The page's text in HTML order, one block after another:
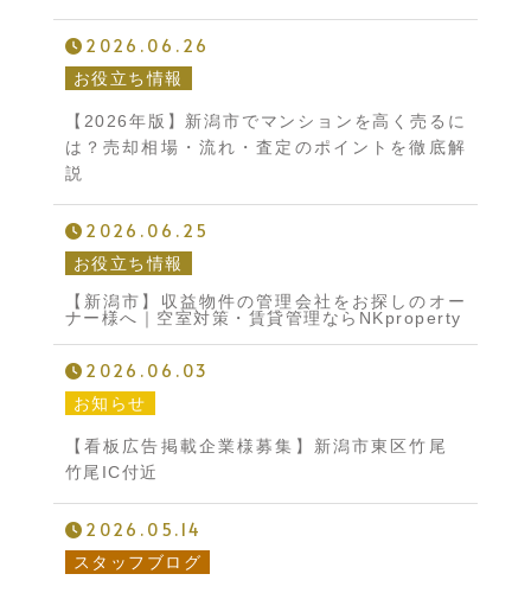
2026.06.26
お役立ち情報
【2026年版】新潟市でマンションを高く売るに
は？売却相場・流れ・査定のポイントを徹底解
説
2026.06.25
お役立ち情報
【新潟市】収益物件の管理会社をお探しのオー
ナー様へ｜空室対策・賃貸管理ならNKproperty
2026.06.03
お知らせ
【看板広告掲載企業様募集】新潟市東区竹尾
竹尾IC付近
2026.05.14
スタッフブログ